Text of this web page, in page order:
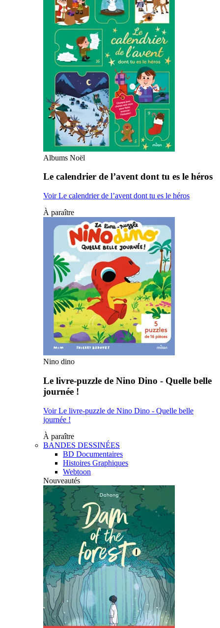
Albums Noël
Le calendrier de l’avent dont tu es le héros
Voir Le calendrier de l’avent dont tu es le héros
À paraître
Nino dino
Le livre-puzzle de Nino Dino - Quelle belle
journée !
Voir Le livre-puzzle de Nino Dino - Quelle belle
journée !
À paraître
BANDES DESSINÉES
BD Documentaires
Histoires Graphiques
Webtoon
Nouveautés